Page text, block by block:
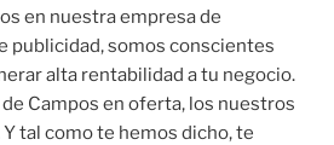
en nuestra empresa de
publicidad, somos conscientes
alta rentabilidad a tu negocio.
Campos en oferta, los nuestros
tal como te hemos dicho, te